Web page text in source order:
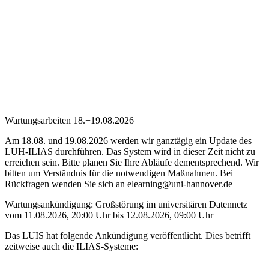
Wartungsarbeiten 18.+19.08.2026
Am 18.08. und 19.08.2026 werden wir ganztägig ein Update des
LUH-ILIAS durchführen. Das System wird in dieser Zeit nicht zu
erreichen sein. Bitte planen Sie Ihre Abläufe dementsprechend. Wir
bitten um Verständnis für die notwendigen Maßnahmen. Bei
Rückfragen wenden Sie sich an elearning@uni-hannover.de
Wartungsankündigung: Großstörung im universitären Datennetz
vom 11.08.2026, 20:00 Uhr bis 12.08.2026, 09:00 Uhr
Das LUIS hat folgende Ankündigung veröffentlicht. Dies betrifft
zeitweise auch die ILIAS-Systeme: